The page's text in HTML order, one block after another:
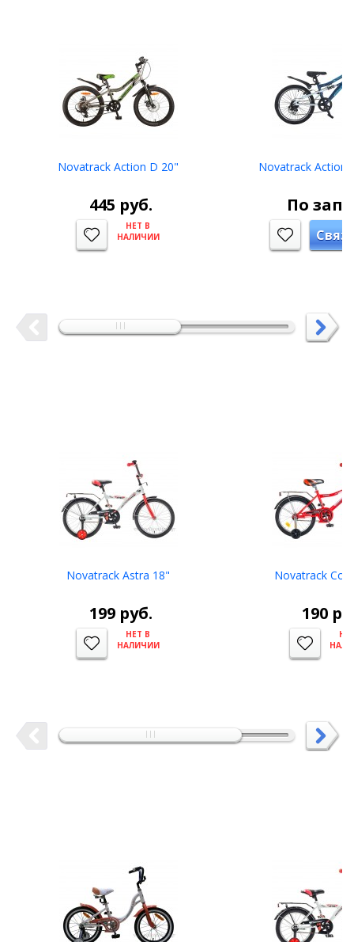
Novatrack Action D 20"
445 руб.
НЕТ В
НАЛИЧИИ
Novatrack Action-
По
Novatrack Astra 18"
199руб.
НЕТ В
НАЛИЧИИ
Novatrack
190